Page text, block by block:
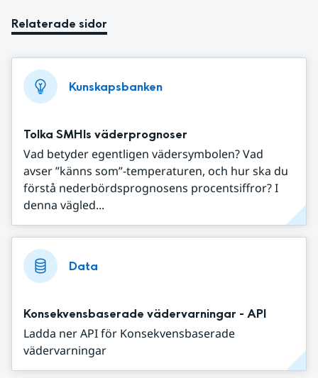
Relaterade sidor
Kunskapsbanken
Tolka SMHIs väderprognoser
Vad betyder egentligen vädersymbolen? Vad
avser ”känns som”-temperaturen, och hur ska du
förstå nederbördsprognosens procentsiffror? I
denna vägled...
Data
Konsekvensbaserade vädervarningar - API
Ladda ner API för Konsekvensbaserade
vädervarningar